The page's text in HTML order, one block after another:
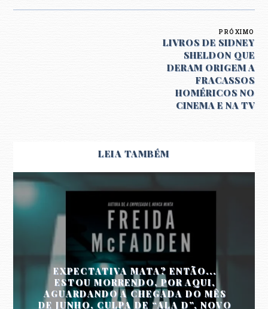
PRÓXIMO
LIVROS DE SIDNEY
SHELDON QUE
DERAM ORIGEM A
FRACASSOS
HOMÉRICOS NO
CINEMA E NA TV
LEIA TAMBÉM
EXPECTATIVA MATA? ENTÃO...
ESTOU MORRENDO, POR AQUI,
AGUARDANDO A CHEGADA DO MÊS
DE JUNHO. CULPA DE “ALA D”, NOVO